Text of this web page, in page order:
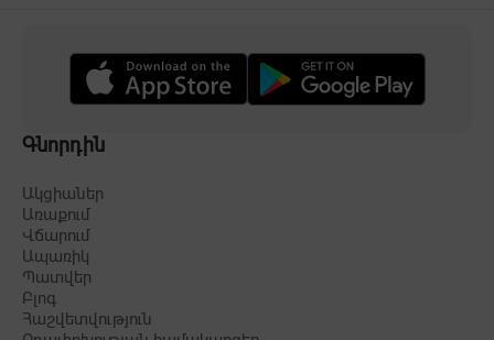
Գնորդին
Ակցիաներ
Առաքում
Վճարում
Ապառիկ
Պատվեր
Բլոգ
Հաշվետվություն